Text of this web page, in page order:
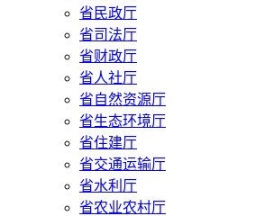
省民政厅
省司法厅
省财政厅
省人社厅
省自然资源厅
省生态环境厅
省住建厅
省交通运输厅
省水利厅
省农业农村厅